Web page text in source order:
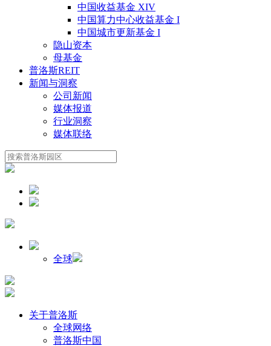
中国收益基金 XIV
中国算力中心收益基金 I
中国城市更新基金 I
隐山资本
母基金
普洛斯REIT
新闻与洞察
公司新闻
媒体报道
行业洞察
媒体联络
全球
关于普洛斯
全球网络
普洛斯中国